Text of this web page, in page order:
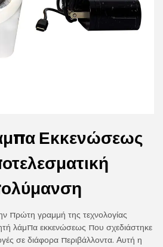
Εκκενώσεως
πρώτη γραμμή της τεχνολογίας
λάμπα εκκενώσεως που σχεδιάστηκε
σε διάφορα περιβάλλοντα. Αυτή η